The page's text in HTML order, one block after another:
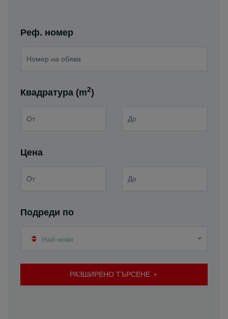
Реф. номер
Квадратура (m2)
Цена
Подреди по
Най-нови
РАЗШИРЕНО ТЪРСЕНЕ